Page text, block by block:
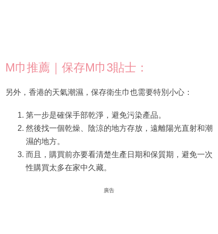
M巾推薦｜保存M巾3貼士：
另外，香港的天氣潮濕，保存衛生巾也需要特別小心：
第一步是確保手部乾淨，避免污染產品。
然後找一個乾燥、陰涼的地方存放，遠離陽光直射和潮
濕的地方。
而且，購買前亦要看清楚生產日期和保質期，避免一次
性購買太多在家中久藏。
廣告